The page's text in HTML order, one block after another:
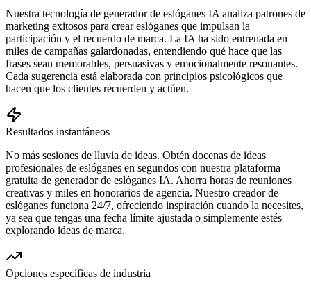
Nuestra tecnología de generador de eslóganes IA analiza patrones de
marketing exitosos para crear eslóganes que impulsan la
participación y el recuerdo de marca. La IA ha sido entrenada en
miles de campañas galardonadas, entendiendo qué hace que las
frases sean memorables, persuasivas y emocionalmente resonantes.
Cada sugerencia está elaborada con principios psicológicos que
hacen que los clientes recuerden y actúen.
Resultados instantáneos
No más sesiones de lluvia de ideas. Obtén docenas de ideas
profesionales de eslóganes en segundos con nuestra plataforma
gratuita de generador de eslóganes IA. Ahorra horas de reuniones
creativas y miles en honorarios de agencia. Nuestro creador de
eslóganes funciona 24/7, ofreciendo inspiración cuando la necesites,
ya sea que tengas una fecha límite ajustada o simplemente estés
explorando ideas de marca.
Opciones específicas de industria